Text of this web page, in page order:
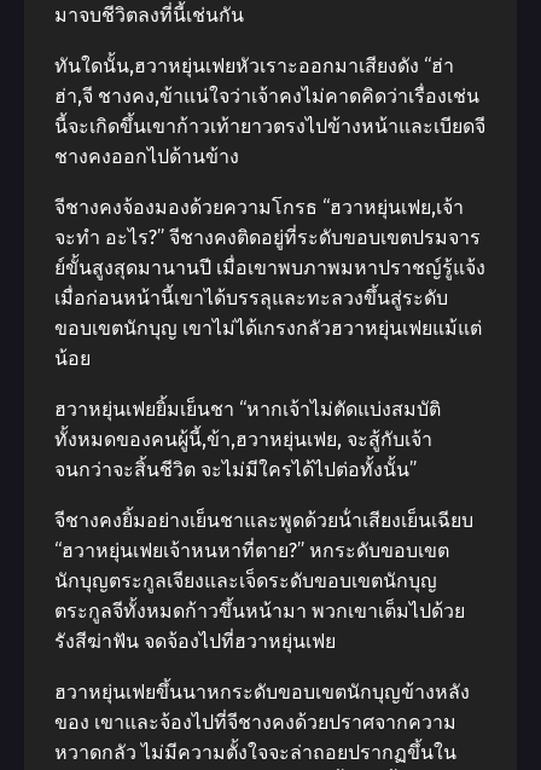
มาจบชีวิตลงที่นี้เช่นกัน
ทันใดนั้น,ฮวาหยุ่นเฟยหัวเราะออกมาเสียงดัง “ฮ่า
ฮ่า,จี ชางคง,ข้าแน่ใจว่าเจ้าคงไม่คาดคิดว่าเรื่องเช่น
นี้จะเกิดขึ้นเขาก้าวเท้ายาวตรงไปข้างหน้าและเบียดจี
ชางคงออกไปด้านข้าง
จีชางคงจ้องมองด้วยความโกรธ “ฮวาหยุ่นเฟย,เจ้า
จะทํา อะไร?” จีชางคงติดอยู่ที่ระดับขอบเขตปรมจาร
ย์ขั้นสูงสุดมานานปี เมื่อเขาพบภาพมหาปราชญ์รู้แจ้ง
เมื่อก่อนหน้านี้เขาได้บรรลุและทะลวงขึ้นสู่ระดับ
ขอบเขตนักบุญ เขาไม่ได้เกรงกลัวฮวาหยุ่นเฟยแม้แต่
น้อย
ฮวาหยุ่นเฟยยิ้มเย็นชา “หากเจ้าไม่ตัดแบ่งสมบัติ
ทั้งหมดของคนผู้นี้,ข้า,ฮวาหยุ่นเฟย, จะสู้กับเจ้า
จนกว่าจะสิ้นชีวิต จะไม่มีใครได้ไปต่อทั้งนั้น”
จีชางคงยิ้มอย่างเย็นชาและพูดด้วยน้ําเสียงเย็นเฉียบ
“ฮวาหยุ่นเฟยเจ้าหนหาที่ตาย?” หกระดับขอบเขต
นักบุญตระกูลเจียงและเจ็ดระดับขอบเขตนักบุญ
ตระกูลจีทั้งหมดก้าวขึ้นหน้ามา พวกเขาเต็มไปด้วย
รังสีฆ่าฟัน จดจ้องไปที่ฮวาหยุ่นเฟย
ฮวาหยุ่นเฟยขึ้นนาหกระดับขอบเขตนักบุญข้างหลัง
ของ เขาและจ้องไปที่จีชางคงด้วยปราศจากความ
หวาดกลัว ไม่มีความตั้งใจจะล่าถอยปรากฏขึ้นใน